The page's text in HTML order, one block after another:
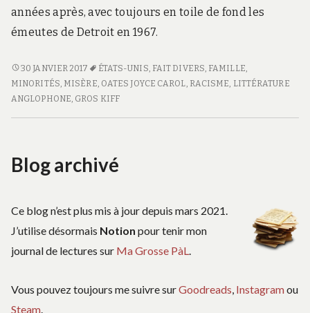
années après, avec toujours en toile de fond les
émeutes de Detroit en 1967.
SACRIFICE
30 JANVIER 2017 ÉTATS-UNIS FAIT DIVERS FAMILLE
MINORITÉS MISÈRE OATES JOYCE CAROL RACISME LITTÉRATURE
ANGLOPHONE GROS KIFF
Blog archivé
Ce blog n’est plus mis à jour depuis mars 2021.
J’utilise désormais Notion pour tenir mon
journal de lectures sur Ma Grosse PàL.
Vous pouvez toujours me suivre surGoodreads, Instagramou
Steam.